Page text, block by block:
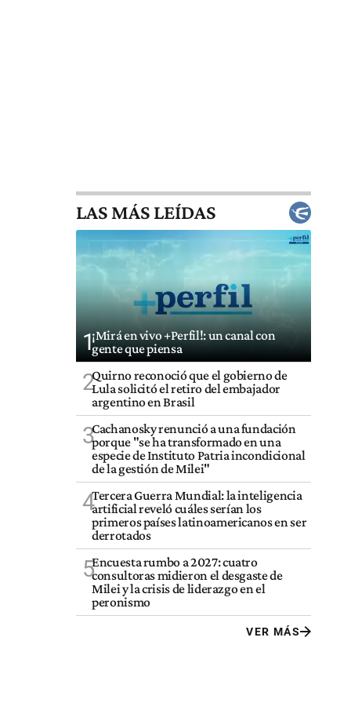
LAS MÁS LEÍDAS
1¡Mirá en vivo +Perfil!: un canal con
gente que piensa
2Quirno reconoció que el gobierno de
Lula solicitó el retiro del embajador
argentino en Brasil
3Cachanosky renunció a una fundación
porque "se ha transformado en una
especie de Instituto Patria incondicional
de la gestión de Milei"
4Tercera Guerra Mundial: la inteligencia
artificial reveló cuáles serían los
primeros países latinoamericanos en ser
derrotados
5Encuesta rumbo a 2027: cuatro
consultoras midieron el desgaste de
Milei y la crisis de liderazgo en el
peronismo
VER MÁS